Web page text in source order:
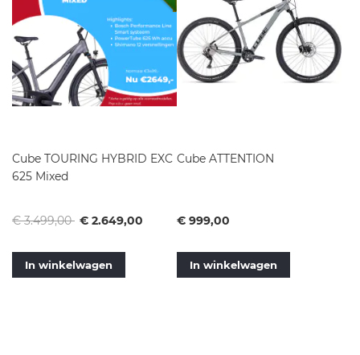
Cube TOURING HYBRID EXC
625 Mixed
Normale
€ 3.499,00 Vanaf
€ 2.649,00
In winkelwagen
Cube ATTENTION
Vanaf
€ 999,00
In winkelwagen